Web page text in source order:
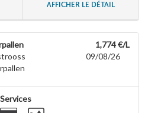
AFFICHER LE DÉTAIL
1,774 €/L
09/08/26
Services